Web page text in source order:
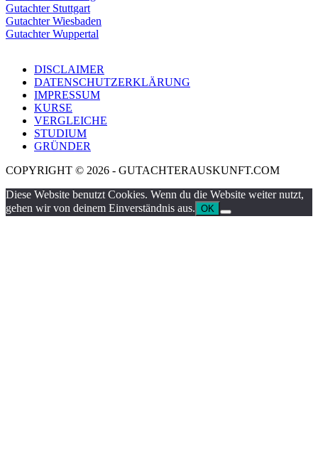
Gutachter Stuttgart
Gutachter Wiesbaden
Gutachter Wuppertal
DISCLAIMER
DATENSCHUTZERKLÄRUNG
IMPRESSUM
KURSE
VERGLEICHE
STUDIUM
GRÜNDER
COPYRIGHT © 2026 - GUTACHTERAUSKUNFT.COM
Diese Website benutzt Cookies. Wenn du die Website weiter nutzt,
gehen wir von deinem Einverständnis aus. OK